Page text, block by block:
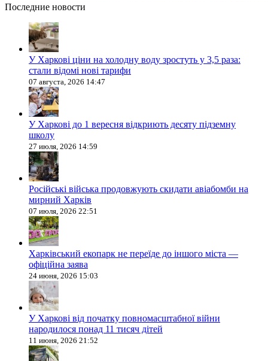
Последние новости
У Харкові ціни на холодну воду зростуть у 3,5 раза:
стали відомі нові тарифи
07 августа, 2026 14:47
У Харкові до 1 вересня відкриють десяту підземну
школу
27 июля, 2026 14:59
Російські війська продовжують скидати авіабомби на
мирний Харків
07 июля, 2026 22:51
Харківський екопарк не переїде до іншого міста —
офіційна заява
24 июня, 2026 15:03
У Харкові від початку повномасштабної війни
народилося понад 11 тисяч дітей
11 июня, 2026 21:52